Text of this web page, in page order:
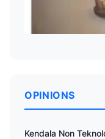
OPINIONS
Kendala Non